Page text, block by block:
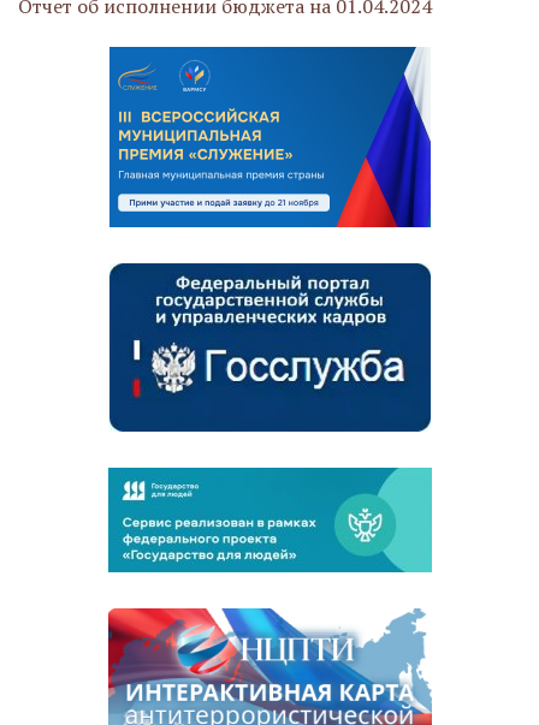
Отчет об исполнении бюджета на 01.04.2024